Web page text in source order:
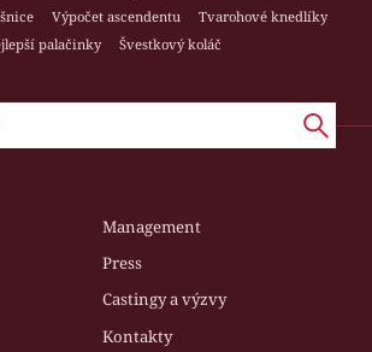
Výpočet ascendentu
Tvarohové knedlíky
palačinky
Švestkový koláč
Management
Press
Castingy a výzvy
Kontakty